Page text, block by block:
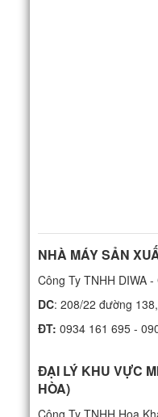
NHÀ MÁY SẢN
Công Ty TNHH DIWA
DC: 208/22 đường
ĐT: 0934 161 695 -
ĐẠI LÝ KHU VỰC
HÒA)
Công Ty TNHH Hoa